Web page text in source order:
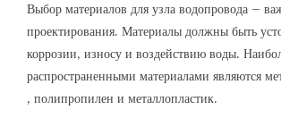
Выбор материалов для узла водопровода –
проектирования. Материалы должны быть
коррозии‚ износу и воздействию воды.
распространенными материалами являются
‚ полипропилен и металлопластик.